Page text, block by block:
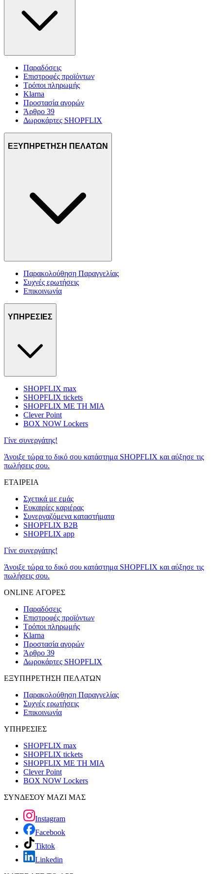
μας και την ανάπτυξη προϊόντων. Επίσης, κοινοποιούμε
πληροφορίες σχετικά με την από μέρους σας χρήση της
Παραδόσεις
Επιστροφές προϊόντων
Τρόποι πληρωμής
Klarna
Προστασία αγορών
Άρθρο 39
Δωροκάρτες SHOPFLIX
ΕΞΥΠΗΡΕΤΗΣΗ ΠΕΛΑΤΩΝ
Παρακολούθηση Παραγγελίας
Συχνές ερωτήσεις
Επικοινωνία
ΥΠΗΡΕΣΙΕΣ
SHOPFLIX max
SHOPFLIX tickets
SHOPFLIX ΜΕ ΤΗ ΜΙΑ
Clever Point
BOX NOW Lockers
Γίνε συνεργάτης!
Άνοιξε τώρα το δικό σου κατάστημα SHOPFLIX και αύξησε τις
πωλήσεις σου.
ΕΤΑΙΡΕΙΑ
Σχετικά με εμάς
Ευκαιρίες καριέρας
Συνεργαζόμενα καταστήματα
SHOPFLIX B2B
SHOPFLIX app
Γίνε συνεργάτης!
Άνοιξε τώρα το δικό σου κατάστημα SHOPFLIX και αύξησε τις
πωλήσεις σου.
ONLINE ΑΓΟΡΕΣ
Παραδόσεις
Επιστροφές προϊόντων
Τρόποι πληρωμής
Klarna
Προστασία αγορών
Άρθρο 39
Δωροκάρτες SHOPFLIX
ΕΞΥΠΗΡΕΤΗΣΗ ΠΕΛΑΤΩΝ
Παρακολούθηση Παραγγελίας
Συχνές ερωτήσεις
Επικοινωνία
ΥΠΗΡΕΣΙΕΣ
SHOPFLIX max
SHOPFLIX tickets
SHOPFLIX ΜΕ ΤΗ ΜΙΑ
Clever Point
BOX NOW Lockers
ΣΥΝΔΕΣΟΥ ΜΑΖΙ ΜΑΣ
Instagram
Facebook
Tiktok
Linkedin